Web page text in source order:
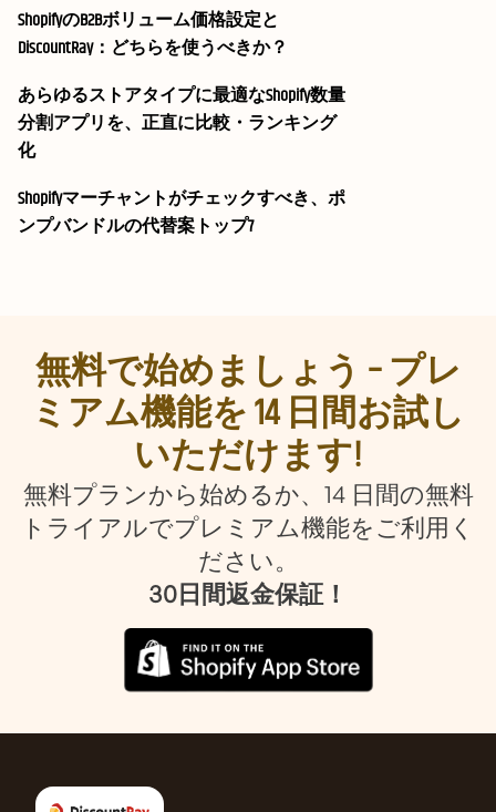
ShopifyのB2Bボリューム価格設定と
DiscountRay：どちらを使うべきか？
あらゆるストアタイプに最適なShopify数量
分割アプリを、正直に比較・ランキング
化
Shopifyマーチャントがチェックすべき、ポ
ンプバンドルの代替案トップ7
無料で始めましょう – プレ
ミアム機能を 14 日間お試し
いただけます!
無料プランから始めるか、14 日間の無料
トライアルでプレミアム機能をご利用く
ださい。
30日間返金保証！